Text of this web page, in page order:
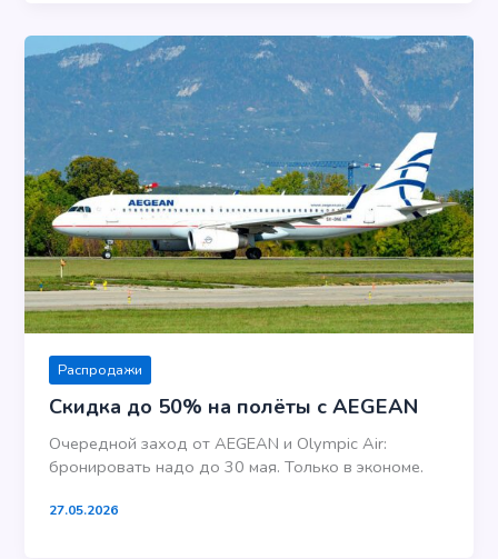
Распродажи
Скидка до 50% на полёты с AEGEAN
Очередной заход от AEGEAN и Olympic Air:
бронировать надо до 30 мая. Только в экономе.
27.05.2026